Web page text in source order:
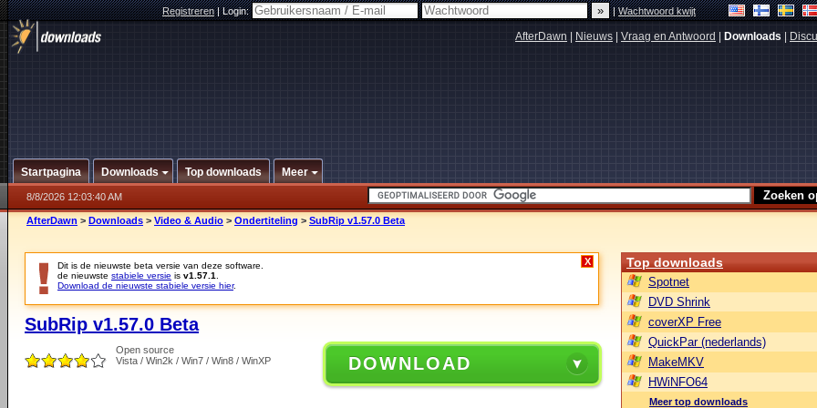
Registreren|Login: |Wachtwoord kwijt
AfterDawn Nieuws Vraag en Antwoord Downloads
Startpagina Downloads Top downloads Meer
8/8/2026 12:03:40 AM
AfterDawn > Downloads > Video & Audio > Ondertiteling > SubRip v1.57.0 Beta
Dit is de nieuwste beta versie van deze software.
de nieuwste stabiele versie is v1.57.1
Download de nieuwste stabiele versie hier.
X
SubRip v1.57.0 Beta
Open source
Vista / Win2k / Win7 / Win8 / WinXP
DOWNLOAD
Top downloads
Spotnet
DVD Shrink
coverXP Free
QuickPar (nederlands)
MakeMKV
HWiNFO64
Meer top downloads